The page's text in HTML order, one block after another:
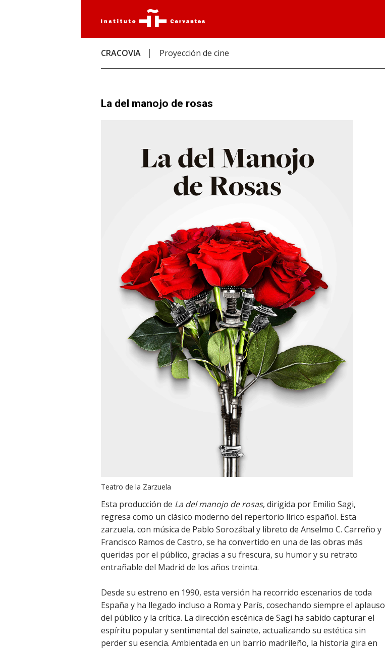
CRACOVIA Proyección de cine
La del manojo de rosas
Teatro de la Zarzuela
Esta producción de La del manojo de rosas, dirigida por Emilio Sagi,
regresa como un clásico moderno del repertorio lírico español. Esta
zarzuela, con música de Pablo Sorozábal y libreto de Anselmo C. Carreño y
Francisco Ramos de Castro, se ha convertido en una de las obras más
queridas por el público, gracias a su frescura, su humor y su retrato
entrañable del Madrid de los años treinta.
Desde su estreno en 1990, esta versión ha recorrido escenarios de toda
España y ha llegado incluso a Roma y París, cosechando siempre el aplauso
del público y la crítica. La dirección escénica de Sagi ha sabido capturar el
espíritu popular y sentimental del sainete, actualizando su estética sin
perder su esencia. Ambientada en un barrio madrileño, la historia gira en